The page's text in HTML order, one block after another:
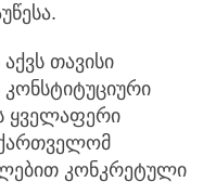
თავისი
კონსტიტუციური
ყველაფერი
კონკრეტული